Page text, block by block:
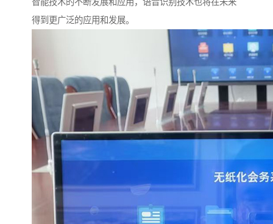
智能技术的不断发展和应用，语音识别技术也将在未来
得到更广泛的应用和发展。